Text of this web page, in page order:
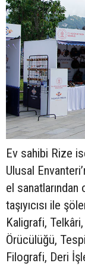
Ev sahibi Rize
Ulusal
el
taşıyıcısı ile
Kaligrafi, Telkâri,
Örücülüğü,
Filografi, Deri